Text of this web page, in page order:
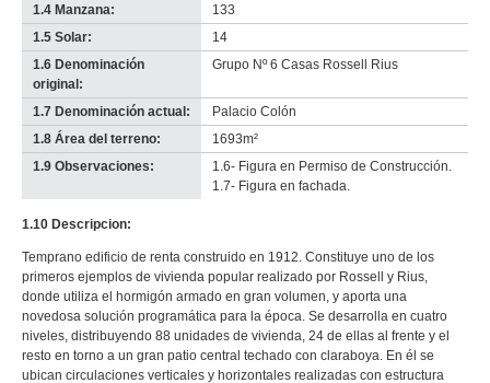
1.4 Manzana:
133
1.5 Solar:
14
1.6 Denominación
original:
Grupo Nº 6 Casas Rossell Rius
1.7 Denominación actual:
Palacio Colón
1.8 Área del terreno:
1693m²
1.9 Observaciones:
1.6- Figura en Permiso de Construcción.
1.7- Figura en fachada.
1.10 Descripcion:
Temprano edificio de renta construido en 1912. Constituye uno de los
primeros ejemplos de vivienda popular realizado por Rossell y Rius,
donde utiliza el hormigón armado en gran volumen, y aporta una
novedosa solución programática para la época. Se desarrolla en cuatro
niveles, distribuyendo 88 unidades de vivienda, 24 de ellas al frente y el
resto en torno a un gran patio central techado con claraboya. En él se
ubican circulaciones verticales y horizontales realizadas con estructura